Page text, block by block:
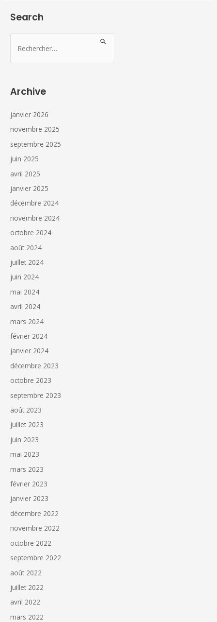
Search
Archive
janvier 2026
novembre 2025
septembre 2025
juin 2025
avril 2025
janvier 2025
décembre 2024
novembre 2024
octobre 2024
août 2024
juillet 2024
juin 2024
mai 2024
avril 2024
mars 2024
février 2024
janvier 2024
décembre 2023
octobre 2023
septembre 2023
août 2023
juillet 2023
juin 2023
mai 2023
mars 2023
février 2023
janvier 2023
décembre 2022
novembre 2022
octobre 2022
septembre 2022
août 2022
juillet 2022
avril 2022
mars 2022